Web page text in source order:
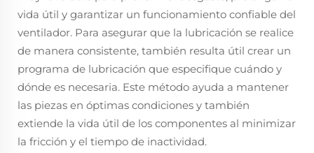
vida útil y garantizar un funcionamiento confiable del
ventilador. Para asegurar que la lubricación se realice
de manera consistente, también resulta útil crear un
programa de lubricación que especifique cuándo y
dónde es necesaria. Este método ayuda a mantener
las piezas en óptimas condiciones y también
extiende la vida útil de los componentes al minimizar
la fricción y el tiempo de inactividad.